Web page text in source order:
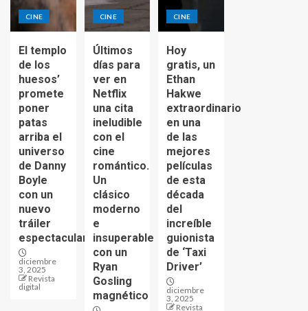
CINE
El templo
de los
huesos’
promete
poner
patas
arriba el
universo
de Danny
Boyle
con un
nuevo
tráiler
espectacular
diciembre
3, 2025
Revista
digital
CINE
Últimos
días para
ver en
Netflix
una cita
ineludible
con el
cine
romántico.
Un
clásico
moderno
e
insuperable
con un
Ryan
Gosling
magnético
CINE
Hoy
gratis, un
Ethan
Hakwe
extraordinario
en una
de las
mejores
películas
de esta
década
del
increíble
guionista
de ‘Taxi
Driver’
diciembre
3, 2025
Revista